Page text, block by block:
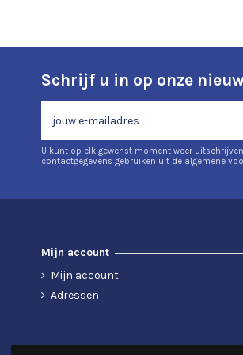
Schrijf u in op onze
U kunt op elk gewenst moment weer
contactgegevens gebruiken uit de algemene
Mijn account
Mijn account
Adressen